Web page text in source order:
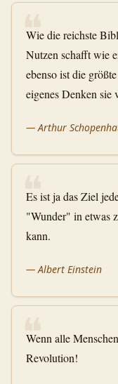
❝
Wie die reichste
Nutzen schafft wie
ebenso ist die
eigenes Denken
—Arthur
❝
Es ist ja das Ziel
"Wunder" in etwas
kann.
—Albert Einstein
❝
Wenn alle
Revolution!